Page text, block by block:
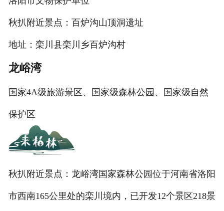
秋扒附近景点：百炉沟山顶洞遗址
地址：栾川县栾川乡百炉沟村
龙峪湾
国家4A级旅游景区、国家级森林公园、国家级自然
保护区
秋扒附近景点：龙峪湾国家森林公园位于河南省洛阳
市西南165公里处的栾川境内，已开发12个景区218景